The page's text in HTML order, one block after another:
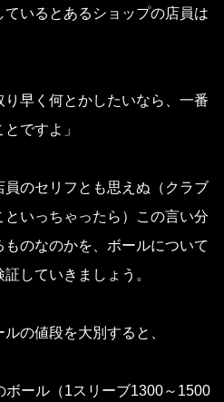
いるとあるショップの店員は
り早く何とかしたいなら、一番
ですよ」
のセリフとも思えぬ（クラブ
いっちゃったら）この言い分
のなのかを、ボールについて
していきましょう。
の値段を大別すると、
ボール（1スリーブ1300～1500